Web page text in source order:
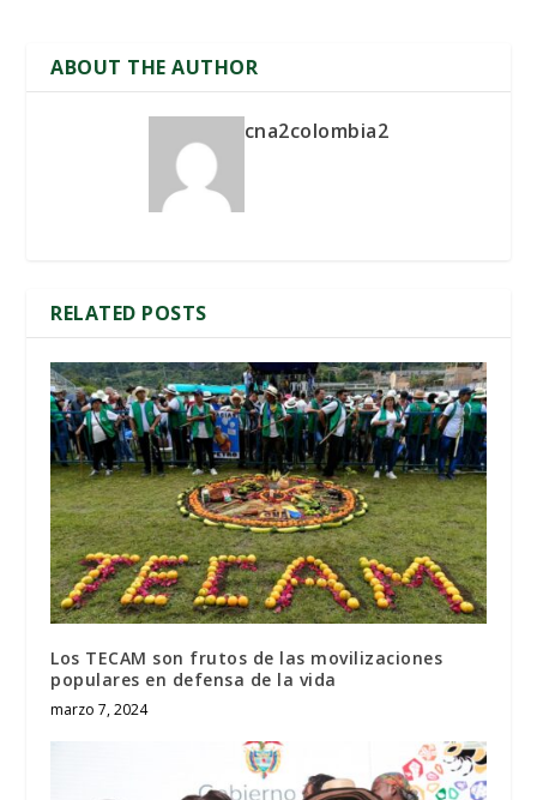
ABOUT THE AUTHOR
cna2colombia2
RELATED POSTS
Los TECAM son frutos de las movilizaciones
populares en defensa de la vida
marzo 7, 2024